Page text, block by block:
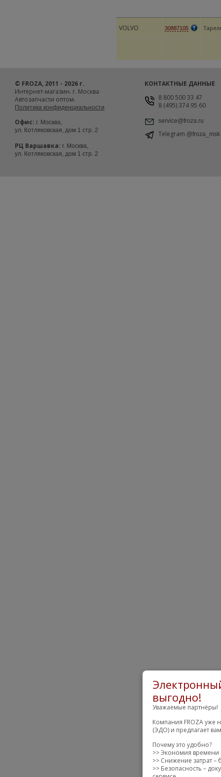
VOLVO 30887105
выгодно!
Уважаемые партнёры!
Компания FROZA уже
(ЭДО) и предлагает
Почему это удобно?
>> Экономия времени
>> Снижение затрат –
>> Безопасность –
© FROZA, 2011 - 2026 г.
Интернет-магазин. г. Москва
Автозапчасти оптом.
Политика конфиденциальности
Офис: г. Москва,
ул. Котляковская, дом 1 стр. 2
РЦ Варшавка: г. Москва,
ул. Котляковская, дом 1 стр. 2
КОНТАКТНЫЕ ДАННЫЕ
8 800 500 33 47
8 (495) 374 95 60
service@froza.ru
Telegram @froza_msk